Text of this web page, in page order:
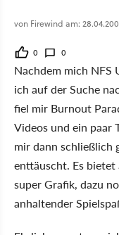
von Firewind am:
0 0
Nachdem mich
ich auf der Suche
fiel mir Burnout
Videos und ein paar
mir dann schließlich
enttäuscht. Es
super Grafik, dazu
anhaltender